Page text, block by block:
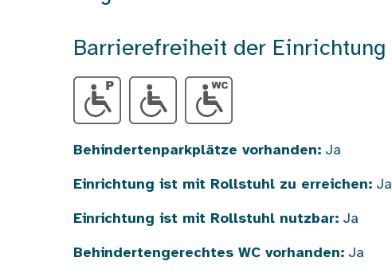
Barrierefreiheit der Einrichtung
Behindertenparkplätze vorhanden: Ja
Einrichtung ist mit Rollstuhl zu erreichen: Ja
Einrichtung ist mit Rollstuhl nutzbar: Ja
Behindertengerechtes WC vorhanden: Ja